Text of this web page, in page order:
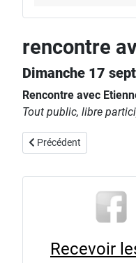
rencontre
Dimanche 17
Rencontre avec
Tout public, libre
Article précédent :
Précédent
Recevoir